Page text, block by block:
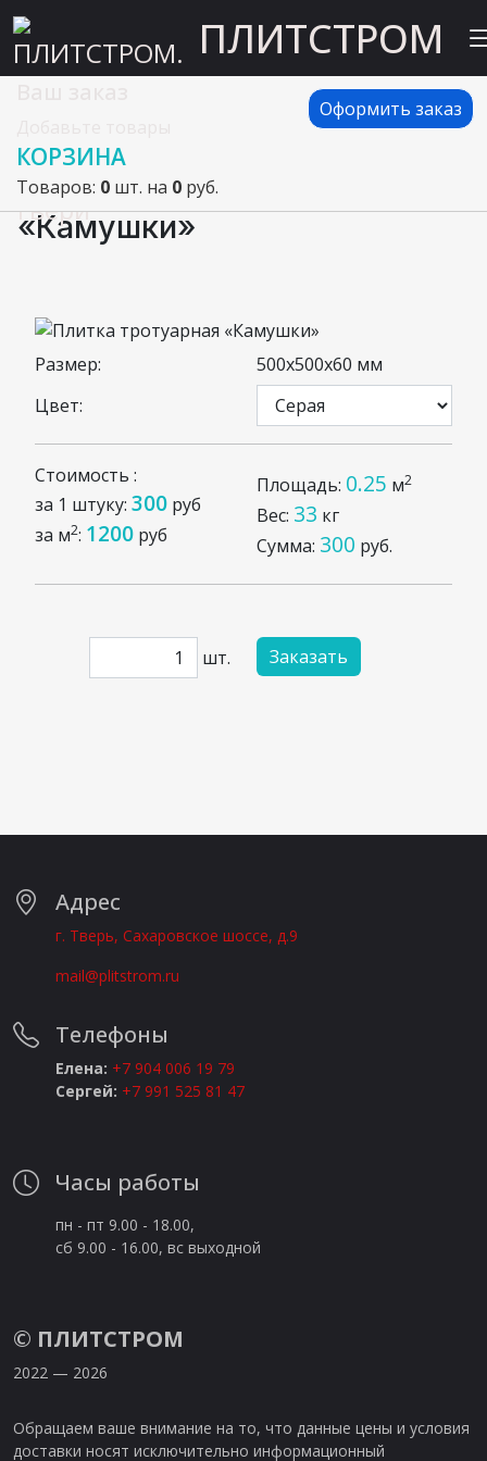
ПЛИТСТРОМ
КОРЗИНА
Товаров: 0 шт. на 0 руб.
Оформить заказ
Тротуарная плитка вибролитая
Плитка тротуарная
«Камушки»
Размер:
500x500x60 мм
Цвет:
Стоимость :
за 1 штуку: 300 руб
за м2: 1200 руб
Площадь: 0.25 м2
Вес: 33 кг
Сумма: 300 руб.
шт. Заказать
Адрес
г. Тверь, Сахаровское шоссе, д.9
mail@plitstrom.ru
Телефоны
Елена: +7 904 006 19 79
Сергей: +7 991 525 81 47
Часы работы
пн - пт 9.00 - 18.00,
сб 9.00 - 16.00, вс выходной
© ПЛИТСТРОМ
2022 — 2026
Обращаем ваше внимание на то, что данные цены и условия
доставки носят исключительно информационный